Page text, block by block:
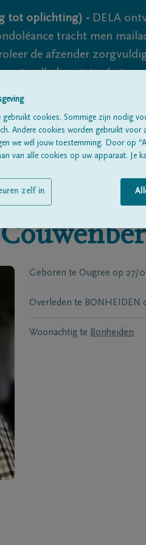
tot oplichting) - DELA
tracht men
de afzender
volledig uit te sluiten,
Geboren te Ougree op 27/
Overleden te BONHEIDEN
Woonachtig te Bonheiden
gebruikt cookies. Sommige zijn nodig
Andere cookies worden gebruikt voor
we wél jouw toestemming. Door op
van alle cookies op uw apparaat. Je
zelf in